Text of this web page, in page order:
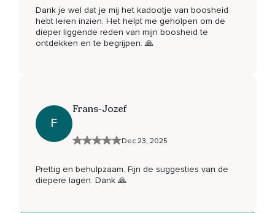
Dank je wel dat je mij het kadootje van boosheid
hebt leren inzien. Het helpt me geholpen om de
dieper liggende reden van mijn boosheid te
ontdekken en te begrijpen. 🙏
F
Frans-Jozef
Dec 23, 2025
Prettig en behulpzaam. Fijn de suggesties van de
diepere lagen. Dank 🙏